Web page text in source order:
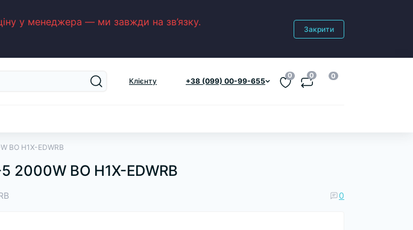
у менеджера — ми завжди на зв’язку.
Закрити
Клієнту +38 (099) 00-99-655
0 0 0
BO H1X-EDWRB
2000W BO H1X-EDWRB
0